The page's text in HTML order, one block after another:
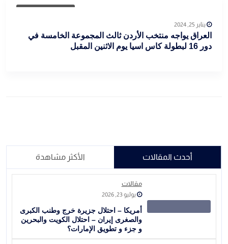
يناير 25, 2024
العراق يواجه منتخب الأردن ثالث المجموعة الخامسة في
دور 16 لبطولة كاس اسيا يوم الاثنين المقبل
أحدث المقالات الأكثر مشاهدة
مقالات
يوليو 23, 2026
أمريكا – احتلال جزيرة خرج وطنب الكبرى
والصغرى إيران – احتلال الكويت والبحرين
و جزء و تطويق الإمارات؟